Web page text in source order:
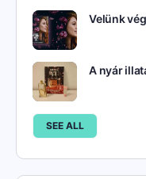
Velünk
A nyár
SEE ALL